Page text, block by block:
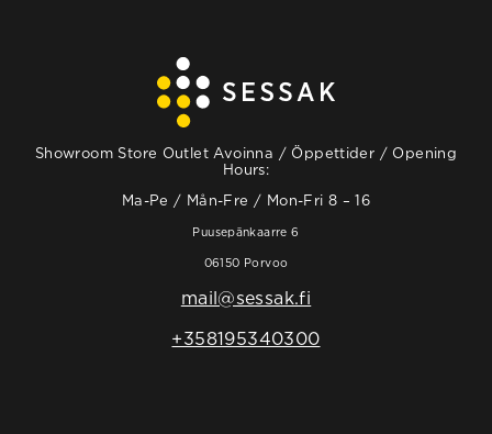
Showroom Store Outlet Avoinna / Öppettider / Opening
Hours:
Ma-Pe / Mån-Fre / Mon-Fri 8 – 16
Puusepänkaarre 6
06150 Porvoo
mail@sessak.fi
+358195340300